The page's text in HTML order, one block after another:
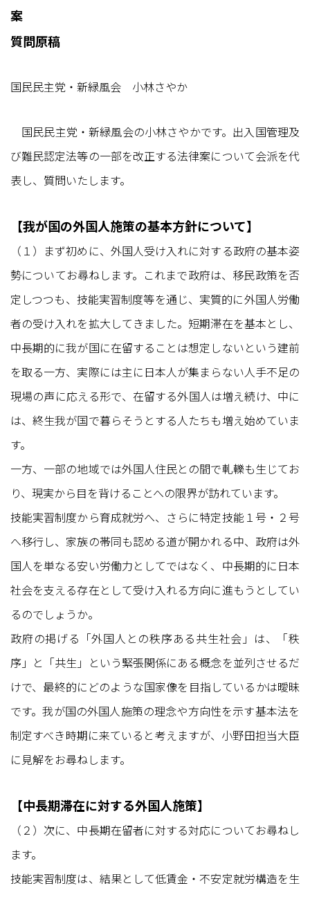
案
質問原稿
国民民主党・新緑風会 小林さやか
国民民主党・新緑風会の小林さやかです。出入国管理及
び難民認定法等の一部を改正する法律案について会派を代
表し、質問いたします。
【我が国の外国人施策の基本方針について】
（１）まず初めに、外国人受け入れに対する政府の基本姿
勢についてお尋ねします。これまで政府は、移民政策を否
定しつつも、技能実習制度等を通じ、実質的に外国人労働
者の受け入れを拡大してきました。短期滞在を基本とし、
中長期的に我が国に在留することは想定しないという建前
を取る一方、実際には主に日本人が集まらない人手不足の
現場の声に応える形で、在留する外国人は増え続け、中に
は、終生我が国で暮らそうとする人たちも増え始めていま
す。
一方、一部の地域では外国人住民との間で軋轢も生じてお
り、現実から目を背けることへの限界が訪れています。
技能実習制度から育成就労へ、さらに特定技能１号・２号
へ移行し、家族の帯同も認める道が開かれる中、政府は外
国人を単なる安い労働力としてではなく、中長期的に日本
社会を支える存在として受け入れる方向に進もうとしてい
るのでしょうか。
政府の掲げる「外国人との秩序ある共生社会」は、「秩
序」と「共生」という緊張関係にある概念を並列させるだ
けで、最終的にどのような国家像を目指しているかは曖昧
です。我が国の外国人施策の理念や方向性を示す基本法を
制定すべき時期に来ていると考えますが、小野田担当大臣
に見解をお尋ねします。
【中長期滞在に対する外国人施策】
（２）次に、中長期在留者に対する対応についてお尋ねし
ます。
技能実習制度は、結果として低賃金・不安定就労構造を生